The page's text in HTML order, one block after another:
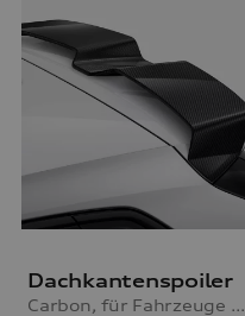
Dachkantenspoiler
Carbon, für Fahrzeuge mit S line Exterieurpaket